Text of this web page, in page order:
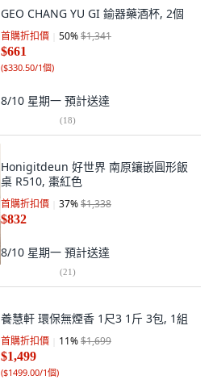
GEO CHANG YU GI 鍮器藥酒杯, 2個
首購折扣價 50%$1,341
$661
($330.50/1個)
8/10 星期一 預計送達
(18)
Honigitdeun 好世界 南原鑲嵌圓形飯
桌 R510, 棗紅色
首購折扣價 37%$1,338
$832
8/10 星期一 預計送達
(21)
養慧軒 環保無煙香 1尺3 1斤 3包, 1組
首購折扣價 11%$1,699
$1,499
($1499.00/1個)